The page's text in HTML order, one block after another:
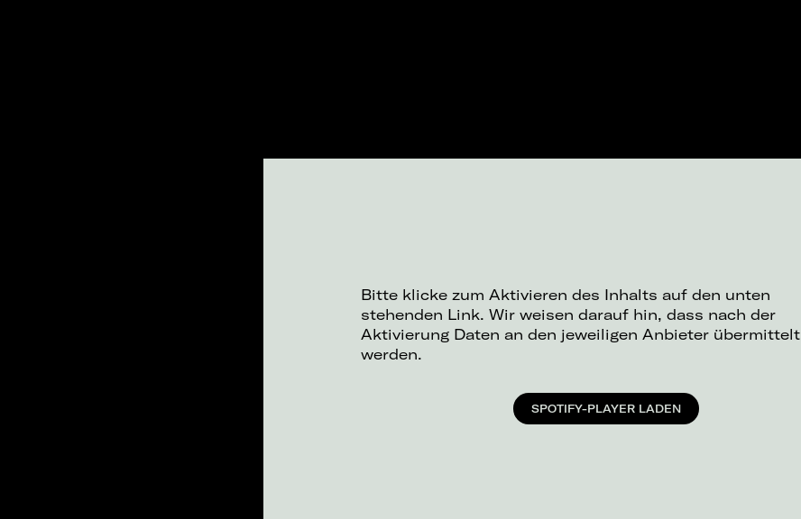
Bitte klicke zum Aktivieren des Inhalts auf den unten
stehenden Link. Wir weisen darauf hin, dass nach der
Aktivierung Daten an den jeweiligen Anbieter übermittelt
werden.
SPOTIFY-PLAYER LADEN